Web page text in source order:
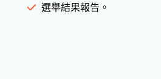
選舉結果報告。